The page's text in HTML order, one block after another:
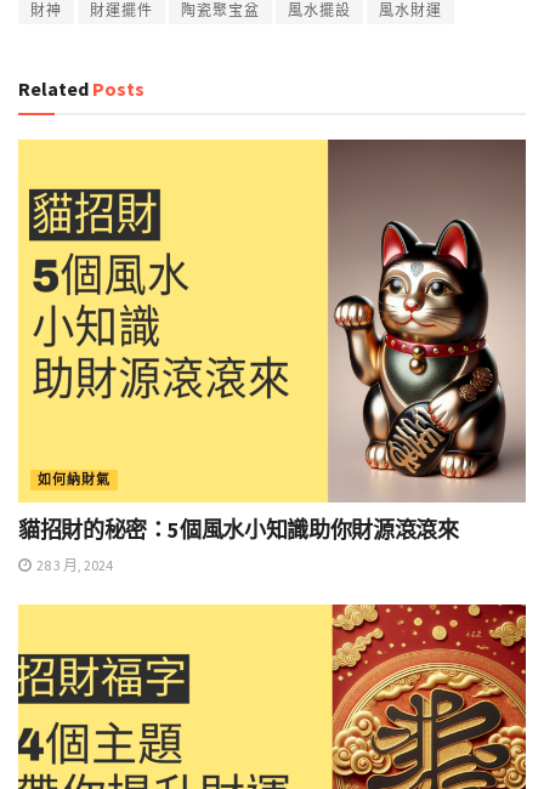
財神
財運擺件 陶瓷聚宝盆 風水擺設 風水財運
Related Posts
如何納財氣
貓招財的秘密：5個風水小知識助你財源滾滾來
28 3 月, 2024